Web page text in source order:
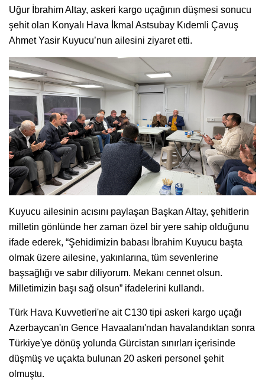
Uğur İbrahim Altay, askeri kargo uçağının düşmesi sonucu
şehit olan Konyalı Hava İkmal Astsubay Kıdemli Çavuş
Ahmet Yasir Kuyucu’nun ailesini ziyaret etti.
Kuyucu ailesinin acısını paylaşan Başkan Altay, şehitlerin
milletin gönlünde her zaman özel bir yere sahip olduğunu
ifade ederek, “Şehidimizin babası İbrahim Kuyucu başta
olmak üzere ailesine, yakınlarına, tüm sevenlerine
başsağlığı ve sabır diliyorum. Mekanı cennet olsun.
Milletimizin başı sağ olsun” ifadelerini kullandı.
Türk Hava Kuvvetleri'ne ait C130 tipi askeri kargo uçağı
Azerbaycan'ın Gence Havaalanı'ndan havalandıktan sonra
Türkiye'ye dönüş yolunda Gürcistan sınırları içerisinde
düşmüş ve uçakta bulunan 20 askeri personel şehit
olmuştu.